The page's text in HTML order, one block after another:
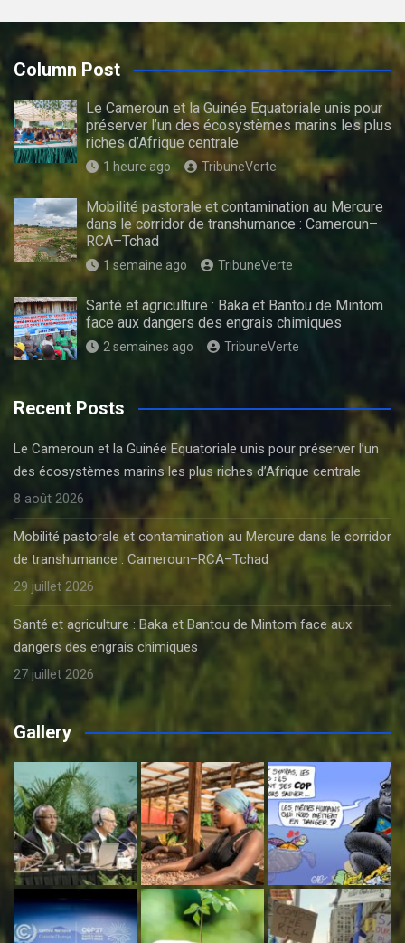
Column Post
Le Cameroun et la Guinée Equatoriale unis pour
préserver l’un des écosystèmes marins les plus
riches d’Afrique centrale
1 heure ago TribuneVerte
Mobilité pastorale et contamination au Mercure
dans le corridor de transhumance : Cameroun–
RCA–Tchad
1 semaine ago TribuneVerte
Santé et agriculture : Baka et Bantou de Mintom
face aux dangers des engrais chimiques
2 semaines ago TribuneVerte
Recent Posts
Le Cameroun et la Guinée Equatoriale unis pour préserver l’un
des écosystèmes marins les plus riches d’Afrique centrale
8 août 2026
Mobilité pastorale et contamination au Mercure dans le corridor
de transhumance : Cameroun–RCA–Tchad
29 juillet 2026
Santé et agriculture : Baka et Bantou de Mintom face aux
dangers des engrais chimiques
27 juillet 2026
Gallery